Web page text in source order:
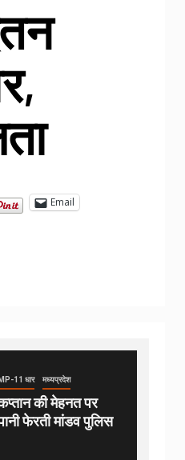
Email
MP-11 धार मध्यप्रदेश
की मेहनत पर
फेरती मांडव पुलिस